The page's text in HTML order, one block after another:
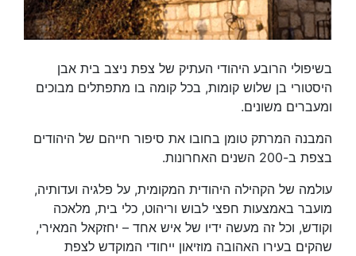
בשיפולי הרובע היהודי העתיק של צפת ניצב בית אבן
היסטורי בן שלוש קומות, בכל קומה בו מתפתלים מבוכים
ומעברים משונים.
המבנה המרתק טומן בחובו את סיפור חייהם של היהודים
בצפת ב-200 השנים האחרונות.
עולמה של הקהילה היהודית המקומית, על פלגיה ועדותיה,
מועבר באמצעות חפצי לבוש וריהוט, כלי בית, מלאכה
וקודש, וכל זה מעשה ידיו של איש אחד – יחזקאל המאירי,
שהקים בעירו האהובה מוזיאון ייחודי המוקדש לצפת